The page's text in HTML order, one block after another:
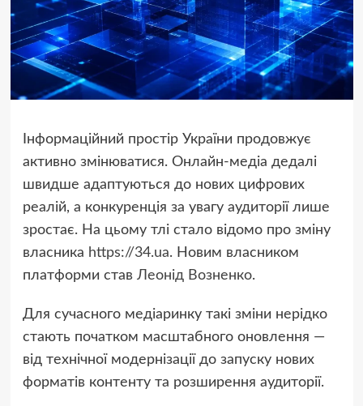
Інформаційний простір України продовжує
активно змінюватися. Онлайн-медіа дедалі
швидше адаптуються до нових цифрових
реалій, а конкуренція за увагу аудиторії лише
зростає. На цьому тлі стало відомо про зміну
власника https://34.ua. Новим власником
платформи став Леонід Возненко.
Для сучасного медіаринку такі зміни нерідко
стають початком масштабного оновлення —
від технічної модернізації до запуску нових
форматів контенту та розширення аудиторії.